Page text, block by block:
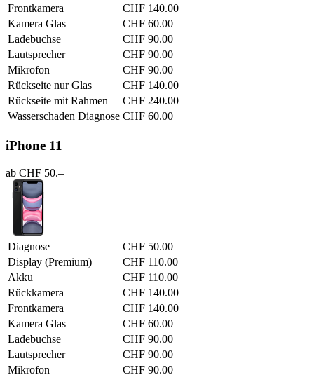
Frontkamera
CHF 140.00
Kamera Glas
CHF 60.00
Ladebuchse
CHF 90.00
Lautsprecher
CHF 90.00
Mikrofon
CHF 90.00
Rückseite nur Glas
CHF 140.00
Rückseite mit Rahmen
CHF 240.00
Wasserschaden Diagnose CHF 60.00
iPhone 11
ab CHF 50.–
Diagnose
CHF 50.00
Display (Premium)
CHF 110.00
Akku
CHF 110.00
Rückkamera
CHF 140.00
Frontkamera
CHF 140.00
Kamera Glas
CHF 60.00
Ladebuchse
CHF 90.00
Lautsprecher
CHF 90.00
Mikrofon
CHF 90.00